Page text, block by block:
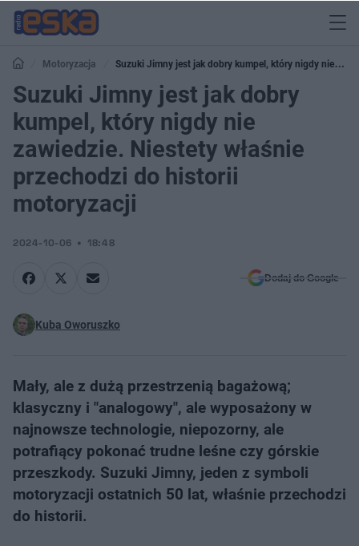
Motoryzacja
Suzuki Jimny jest jak dobry kumpel, który nigdy nie
zawiedzie. Niestety właśnie przechodzi do historii motoryzacji
Suzuki Jimny jest jak dobry
kumpel, który nigdy nie
zawiedzie. Niestety właśnie
przechodzi do historii
motoryzacji
2024-10-06 18:48
Dodaj do Google
Kuba Oworuszko
Mały, ale z dużą przestrzenią bagażową;
klasyczny i "analogowy", ale wyposażony w
najnowsze technologie, niepozorny, ale
potrafiący pokonać trudne leśne czy górskie
przeszkody. Suzuki Jimny, jeden z symboli
motoryzacji ostatnich 50 lat, właśnie przechodzi
do historii.